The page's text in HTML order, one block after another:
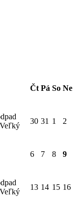
Čt Pá So Ne
30 31 1 2
6 7 8 9
13 14 15 16